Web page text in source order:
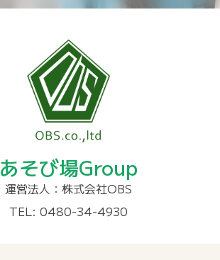
あそび場Group
運営法人：株式会社OBS
TEL: 0480-34-4930